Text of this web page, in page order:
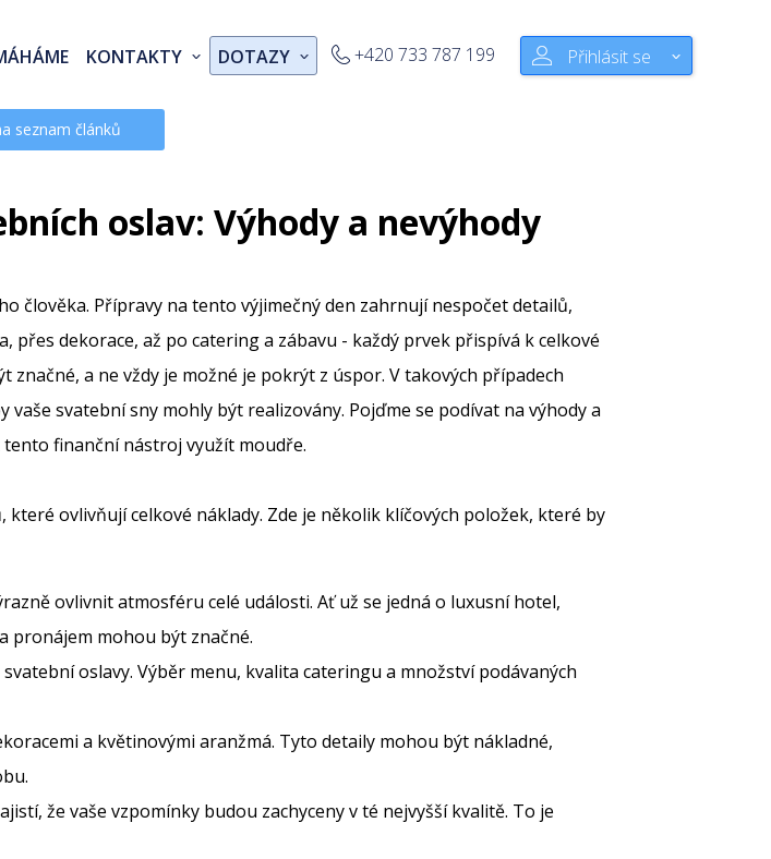
KONTAKTY DOTAZY +420 733 787 199 Přihlásit se
seznam článků
oslav: Výhody a nevýhody
člověka. Přípravy na tento výjimečný den zahrnují nespočet detailů,
dekorace, až po catering a zábavu - každý prvek přispívá k celkové
a ne vždy je možné je pokrýt z úspor. V takových případech
svatební sny mohly být realizovány. Pojďme se podívat na výhody a
finanční nástroj využít moudře.
ovlivňují celkové náklady. Zde je několik klíčových položek, které by
ovlivnit atmosféru celé události. Ať už se jedná o luxusní hotel,
pronájem mohou být značné.
oslavy. Výběr menu, kvalita cateringu a množství podávaných
a květinovými aranžmá. Tyto detaily mohou být nákladné,
že vaše vzpomínky budou zachyceny v té nejvyšší kvalitě. To je